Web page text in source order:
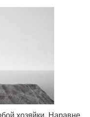
хозяйки. Наравне